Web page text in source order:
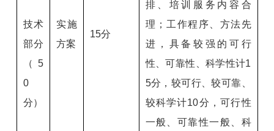
技术
部分
（5
0
分）
实施
方案
15分
排、培训服务内容合
理；工作程序、方法先
进，具备较强的可行
性、可靠性、科学性计1
5分，较可行、较可靠、
较科学计10分，可行性
一般、可靠性一般、科